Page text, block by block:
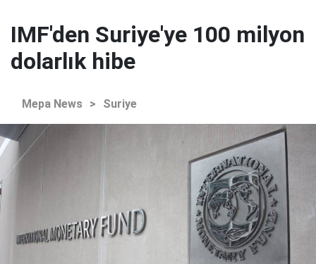
IMF'den Suriye'ye 100 milyon
dolarlık hibe
Mepa News > Suriye